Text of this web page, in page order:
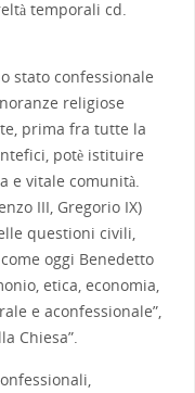
temporali cd.
stato confessionale
religiose
prima fra tutte la
potè istituire
e vitale comunità.
III, Gregorio IX)
questioni civili,
oggi Benedetto
etica, economia,
e aconfessionale”,
Chiesa”.